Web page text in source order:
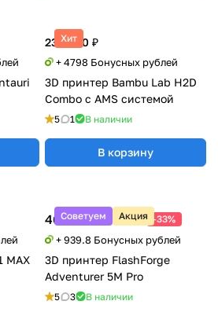
Хит
239 900 ₽
+ 4798 Бонусных рублей
3D принтер Bambu Lab H2D
Combo с AMS системой
5 1 В наличии
В корзину
MAX
Советуем Акция
46 990 ₽69 900 ₽ -33%
+ 939.8 Бонусных рублей
3D принтер FlashForge
Adventurer 5M Pro
5 3 В наличии